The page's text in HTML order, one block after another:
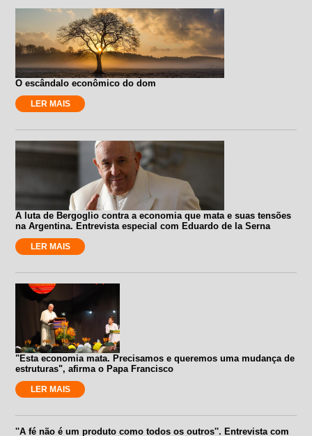
O escândalo econômico do dom
LER MAIS
A luta de Bergoglio contra a economia que mata e suas tensões
na Argentina. Entrevista especial com Eduardo de la Serna
LER MAIS
"Esta economia mata. Precisamos e queremos uma mudança de
estruturas", afirma o Papa Francisco
LER MAIS
''A fé não é um produto como todos os outros''. Entrevista com